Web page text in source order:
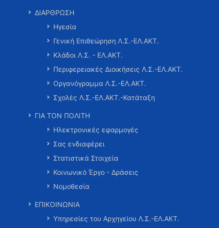
ΔΙΑΡΘΡΩΣΗ
Ηγεσία
Γενική Επιθεώρηση Λ.Σ.-ΕΛ.ΑΚΤ.
Κλάδοι Λ.Σ. - ΕΛ.ΑΚΤ.
Περιφερειακές Διοικήσεις Λ.Σ.-ΕΛ.ΑΚΤ.
Οργανόγραμμα Λ.Σ.-ΕΛ.ΑΚΤ.
Σχολές Λ.Σ.-ΕΛ.ΑΚΤ.-Κατάταξη
ΓΙΑ ΤΟΝ ΠΟΛΙΤΗ
Ηλεκτρονικές εφαρμογές
Σας ενδιαφέρει
Στατιστικά Στοιχεία
Κοινωνικό Έργο - Δράσεις
Νομοθεσία
ΕΠΙΚΟΙΝΩΝΙΑ
Υπηρεσίες του Αρχηγείου Λ.Σ.-ΕΛ.ΑΚΤ.